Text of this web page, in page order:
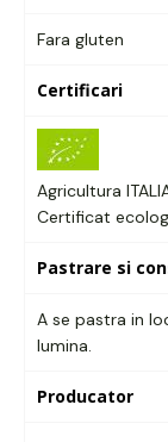
Fara gluten
Certificari
Agricultura
Certificat
Pastrare si
A se pastra in
lumina.
Producator